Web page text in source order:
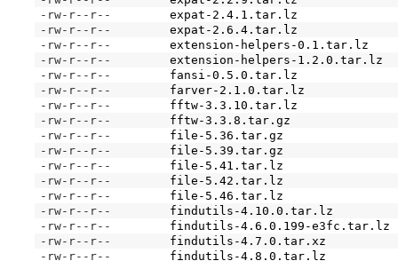
-rw-r--r--
expat-2.4.1.tar.lz
-rw-r--r--
expat-2.6.4.tar.lz
-rw-r--r--
extension-helpers-0.1.tar.lz
-rw-r--r--
extension-helpers-1.2.0.tar.lz
-rw-r--r--
fansi-0.5.0.tar.lz
-rw-r--r--
farver-2.1.0.tar.lz
-rw-r--r--
fftw-3.3.10.tar.lz
-rw-r--r--
fftw-3.3.8.tar.gz
-rw-r--r--
file-5.36.tar.gz
-rw-r--r--
file-5.39.tar.gz
-rw-r--r--
file-5.41.tar.lz
-rw-r--r--
file-5.42.tar.lz
-rw-r--r--
file-5.46.tar.lz
-rw-r--r--
findutils-4.10.0.tar.lz
-rw-r--r--
findutils-4.6.0.199-e3fc.tar.lz
-rw-r--r--
findutils-4.7.0.tar.xz
-rw-r--r--
findutils-4.8.0.tar.lz